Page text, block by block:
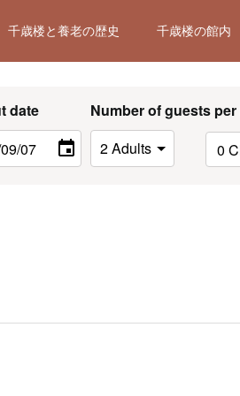
千歳楼と養老の歴史 千歳楼の館内
date Number of guests